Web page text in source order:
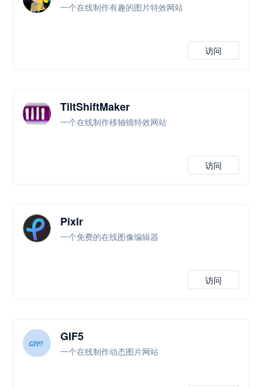
一个在线制作有趣的图片特效网站
访问
TiltShiftMaker
一个在线制作移轴镜特效网站
访问
Pixlr
一个免费的在线图像编辑器
访问
GIF5
一个在线制作动态图片网站